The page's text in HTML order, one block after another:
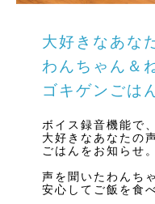
大好きなあな
わんちゃん＆
ゴキゲンごは
ボイス録音機能で、
大好きなあなたの
ごはんをお知らせ。
声を聞いたわんち
安心してご飯を食